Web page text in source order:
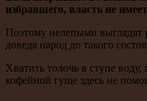
избравшего, власть не
Поэтому нелепыми выглядят
доведя народ до такого
Хватить толочь в ступе
кофейной гуще здесь не